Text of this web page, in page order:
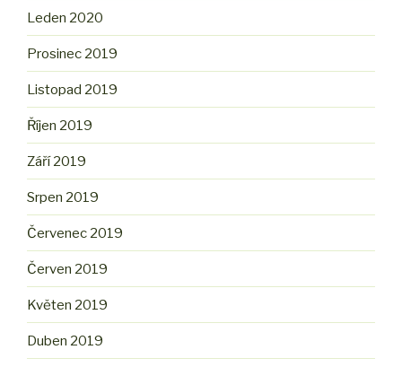
Leden 2020
Prosinec 2019
Listopad 2019
Říjen 2019
Září 2019
Srpen 2019
Červenec 2019
Červen 2019
Květen 2019
Duben 2019